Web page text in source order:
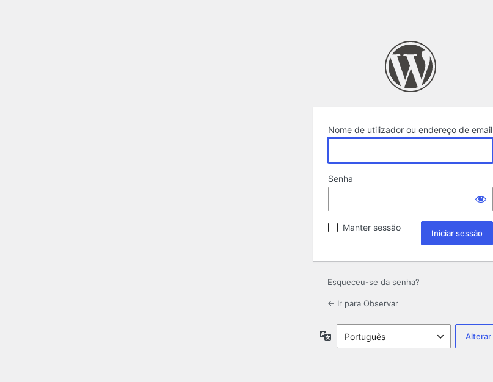
Nome de utilizador ou endereço de email
Senha
Manter sessão
Esqueceu-se da senha?
← Ir para Observar
Idioma